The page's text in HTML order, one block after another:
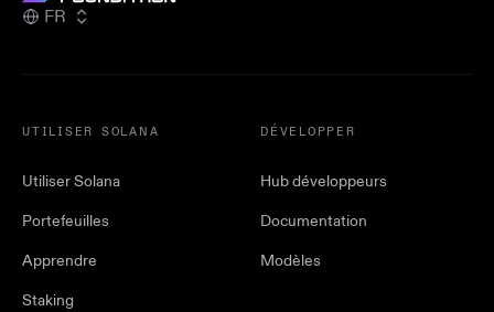
FR
UTILISER SOLANA
Utiliser Solana
Portefeuilles
Apprendre
Staking
DÉVELOPPER
Hub développeurs
Documentation
Modèles